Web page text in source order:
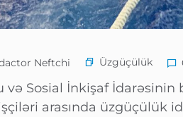
Neftchi Üzgüçülük
Sosial İnkişaf İdarəsinin
arasında üzgüçülük